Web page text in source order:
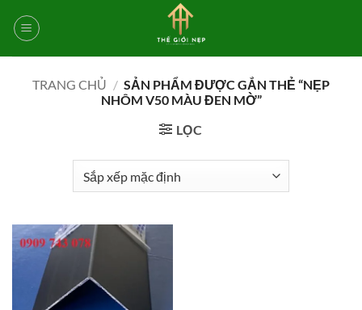
qua
TRANG CHỦ / SẢN PHẨM ĐƯỢC GẮN THẺ “NẸP
NHÔM V50 MÀU ĐEN MỜ”
LỌC